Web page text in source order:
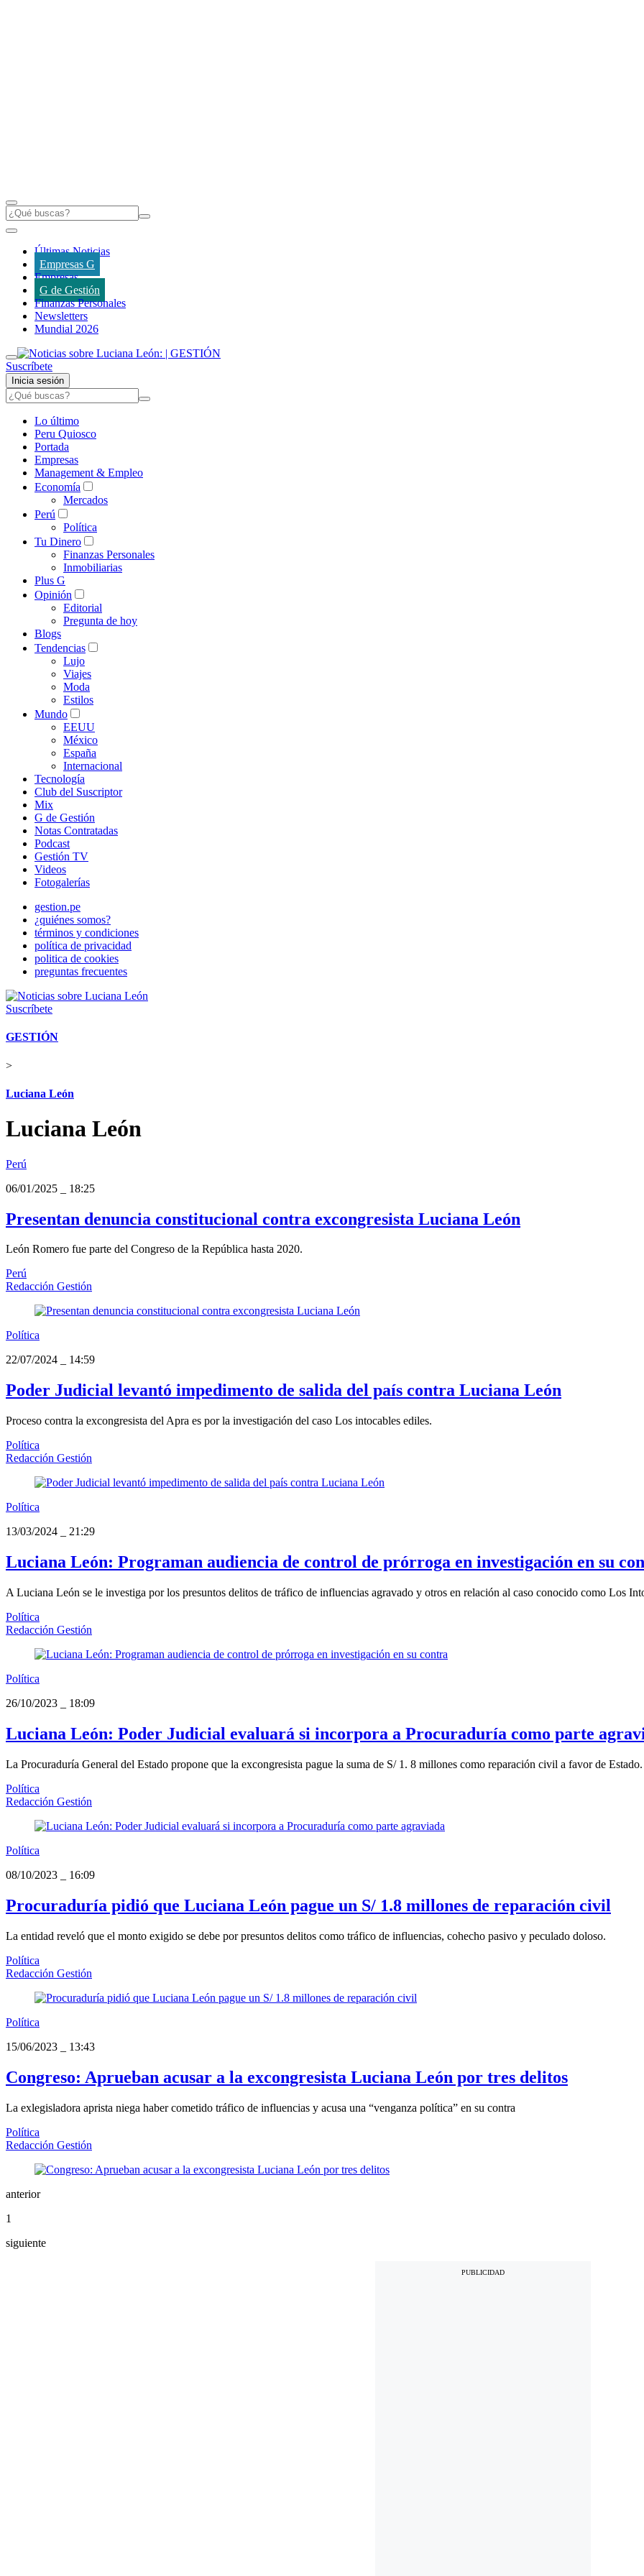
Últimas Noticias
Empresas G
Empresas
G de Gestión
Finanzas Personales
Newsletters
Mundial 2026
Suscríbete
Inicia sesión
Lo último
Peru Quiosco
Portada
Empresas
Management & Empleo
Economía
Mercados
Perú
Política
Tu Dinero
Finanzas Personales
Inmobiliarias
Plus G
Opinión
Editorial
Pregunta de hoy
Blogs
Tendencias
Lujo
Viajes
Moda
Estilos
Mundo
EEUU
México
España
Internacional
Tecnología
Club del Suscriptor
Mix
G de Gestión
Notas Contratadas
Podcast
Gestión TV
Videos
Fotogalerías
gestion.pe
¿quiénes somos?
términos y condiciones
política de privacidad
politica de cookies
preguntas frecuentes
Suscríbete
GESTIÓN
>
Luciana León
Luciana León
Perú
06/01/2025
18:25
Presentan denuncia constitucional contra excongresista Luciana León
León Romero fue parte del Congreso de la República hasta 2020.
Perú
Redacción Gestión
Política
22/07/2024
14:59
Poder Judicial levantó impedimento de salida del país contra Luciana León
Proceso contra la excongresista del Apra es por la investigación del caso Los intocables ediles.
Política
Redacción Gestión
Política
13/03/2024
21:29
Luciana León: Programan audiencia de control de prórroga en investigación en su
A Luciana León se le investiga por los presuntos delitos de tráfico de influencias agravado y otros en relación al caso conocido como Los
Política
Redacción Gestión
Política
26/10/2023
18:09
Luciana León: Poder Judicial evaluará si incorpora a Procuraduría como parte
La Procuraduría General del Estado propone que la excongresista pague la suma de S/ 1. 8 millones como reparación civil a favor de Estado.
Política
Redacción Gestión
Política
08/10/2023
16:09
Procuraduría pidió que Luciana León pague un S/ 1.8 millones de reparación civil
La entidad reveló que el monto exigido se debe por presuntos delitos como tráfico de influencias, cohecho pasivo y peculado doloso.
Política
Redacción Gestión
Política
15/06/2023
13:43
Congreso: Aprueban acusar a la excongresista Luciana León por tres delitos
La exlegisladora aprista niega haber cometido tráfico de influencias y acusa una “venganza política” en su contra
Política
Redacción Gestión
anterior
1
siguiente